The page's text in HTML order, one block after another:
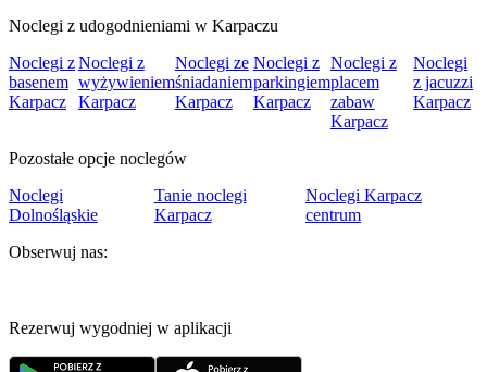
Noclegi z udogodnieniami w Karpaczu
Noclegi z
basenem
Karpacz
Noclegi z
wyżywieniem
Karpacz
Noclegi ze
śniadaniem
Karpacz
Noclegi z
parkingiem
Karpacz
Noclegi z
placem
zabaw
Karpacz
Noclegi
z jacuzzi
Karpacz
Pozostałe opcje noclegów
Noclegi
Dolnośląskie
Tanie noclegi
Karpacz
Noclegi Karpacz
centrum
Obserwuj nas:
Rezerwuj wygodniej w aplikacji